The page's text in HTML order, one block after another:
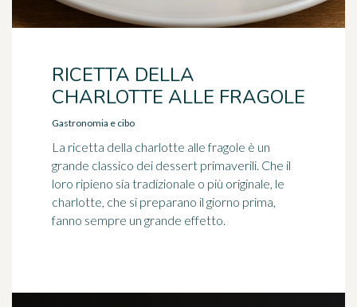
RICETTA DELLA
CHARLOTTE ALLE FRAGOLE
Gastronomia e cibo
La ricetta della charlotte alle fragole è un
grande classico dei dessert primaverili. Che il
loro ripieno sia tradizionale o più originale, le
charlotte, che si preparano il giorno prima,
fanno sempre un grande effetto.